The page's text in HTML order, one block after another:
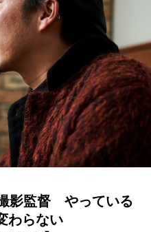
影監督 やっている
わらない